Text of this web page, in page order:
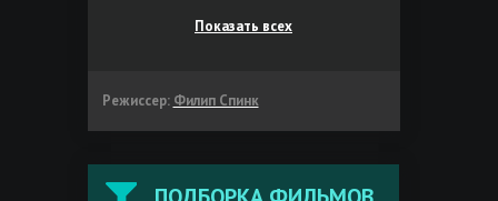
Показать всех
Режиссер: Филип Спинк